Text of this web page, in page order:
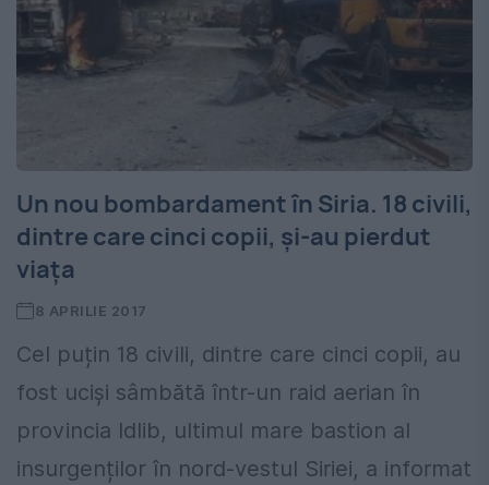
Un nou bombardament în Siria. 18 civili,
dintre care cinci copii, și-au pierdut
viața
8 APRILIE 2017
Cel puțin 18 civili, dintre care cinci copii, au
fost uciși sâmbătă într-un raid aerian în
provincia Idlib, ultimul mare bastion al
insurgenților în nord-vestul Siriei, a informat